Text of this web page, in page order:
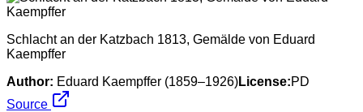
Schlacht an der Katzbach 1813, Gemälde von Eduard
Kaempffer
Author: Eduard Kaempffer (1859–1926)License:PD
Source